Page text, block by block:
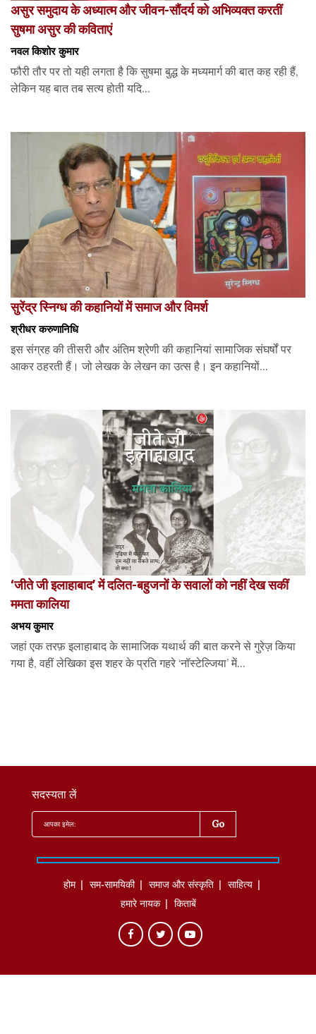
असुर समुदाय के अध्यात्म और जीवन-सौंदर्य को अभिव्यक्त करतीं
सुषमा असुर की कविताएं
नवल किशोर कुमार
फौरी तौर पर तो यही लगता है कि सुषमा बुद्ध के मध्यमार्ग की बात कह रही हैं,
लेकिन यह बात तब सत्य होती यदि...
सुरेंद्र स्निग्ध की कहानियों में समाज और विमर्श
श्रीधर करुणानिधि
इस संग्रह की तीसरी और अंतिम श्रेणी की कहानियां सामाजिक संघर्षों पर
आकर ठहरती हैं। जो लेखक के लेखन का उत्स है। इन कहानियों...
‘जीते जी इलाहाबाद’ में दलित-बहुजनों के सवालों को नहीं देख सकीं
ममता कालिया
अभय कुमार
जहां एक तरफ़ इलाहाबाद के सामाजिक यथार्थ की बात करने से गुरेज़ किया
गया है, वहीं लेखिका इस शहर के प्रति गहरे ‘नॉस्टेल्जिया’ में...
सदस्यता लें
होम सम-सामयिकी समाज और संस्कृति
साहित्‍य
हमारे नायक
किताबें